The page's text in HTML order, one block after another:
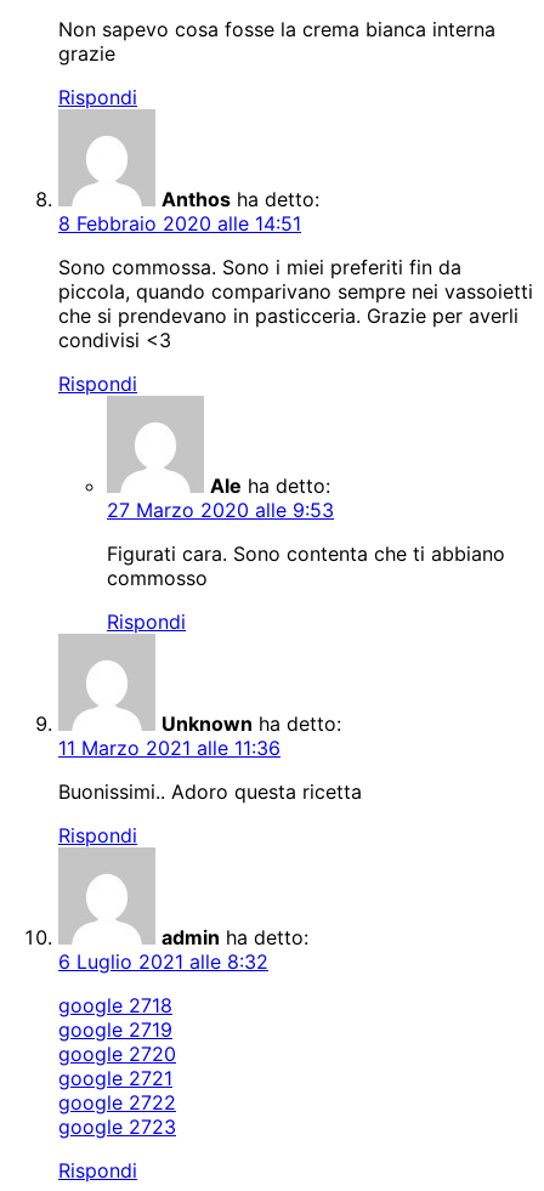
Non sapevo cosa fosse la crema bianca interna
grazie
Rispondi
Anthos ha detto:
8 Febbraio 2020 alle 14:51
Sono commossa. Sono i miei preferiti fin da
piccola, quando comparivano sempre nei vassoietti
che si prendevano in pasticceria. Grazie per averli
condivisi <3
Rispondi
Ale ha detto:
27 Marzo 2020 alle 9:53
Figurati cara. Sono contenta che ti abbiano
commosso
Rispondi
Unknown ha detto:
11 Marzo 2021 alle 11:36
Buonissimi.. Adoro questa ricetta
Rispondi
admin ha detto:
6 Luglio 2021 alle 8:32
google 2718
google 2719
google 2720
google 2721
google 2722
google 2723
Rispondi